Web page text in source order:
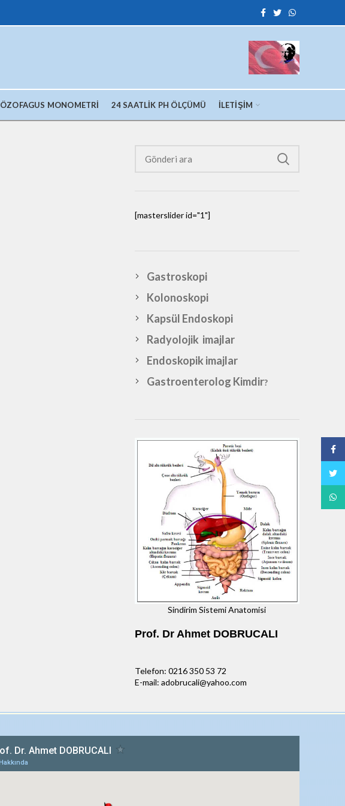
ÖZOFAGUS MONOMETRI 24 SAATLIK PH ÖLÇÜMÜ İLETIŞIM
[masterslider id="1"]
Gastroskopi
Kolonoskopi
Kapsül Endoskopi
Radyolojik imajlar
Endoskopik imajlar
Gastroenterolog Kimdir?
Sindirim Sistemi Anatomisi
Prof. Dr Ahmet DOBRUCALI
Telefon: 0216 350 53 72
E-mail: adobrucali@yahoo.com